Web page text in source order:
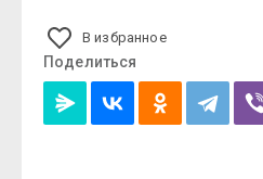
В избранное
Поделиться